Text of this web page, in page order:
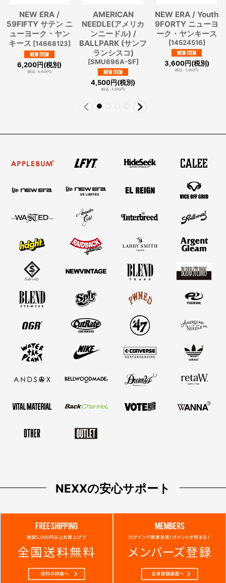
NEW ERA /
59FIFTY サテン ニ
ューヨーク・ヤン
キース [14668123]
6,200円(税別)
(税込: 6,820円)
AMERICAN
NEEDLE(アメリカ
ンニードル) /
BALLPARK (サンフ
ランシスコ)
[SMU696A-SF]
4,500円(税別)
(税込: 4,950円)
NEW ERA / Youth
9FORTY ニューヨ
ーク・ヤンキース
[14524516]
3,600円(税別)
(税込: 3,960円)
NEXXの安心サポート